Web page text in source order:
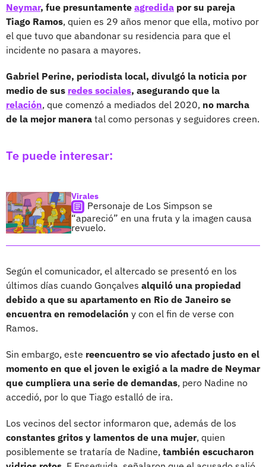
Neymar, fue presuntamente agredida por su pareja
Tiago Ramos, quien es 29 años menor que ella, motivo por
el que tuvo que abandonar su residencia para que el
incidente no pasara a mayores.
Gabriel Perine, periodista local, divulgó la noticia por
medio de sus redes sociales, asegurando que la
relación, que comenzó a mediados del 2020, no marcha
de la mejor manera tal como personas y seguidores creen.
Te puede interesar:
Virales
Personaje de Los Simpson se
“apareció” en una fruta y la imagen causa
revuelo.
Según el comunicador, el altercado se presentó en los
últimos días cuando Gonçalves alquiló una propiedad
debido a que su apartamento en Rio de Janeiro se
encuentra en remodelación y con el fin de verse con
Ramos.
Sin embargo, este reencuentro se vio afectado justo en el
momento en que el joven le exigió a la madre de Neymar
que cumpliera una serie de demandas, pero Nadine no
accedió, por lo que Tiago estalló de ira.
Los vecinos del sector informaron que, además de los
constantes gritos y lamentos de una mujer, quien
posiblemente se trataría de Nadine, también escucharon